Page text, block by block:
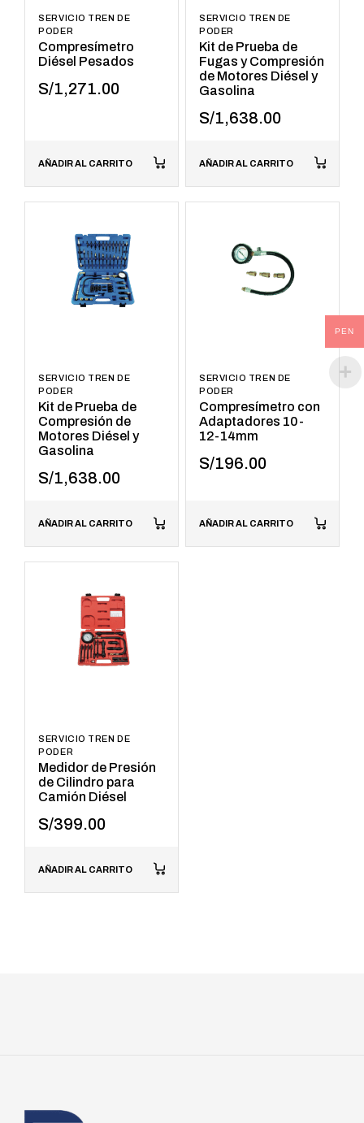
SERVICIO TREN DE
PODER
Compresímetro
Diésel Pesados
S/1,271.00
AÑADIR AL CARRITO
SERVICIO TREN DE
PODER
Kit de Prueba de
Fugas y Compresión
de Motores Diésel y
Gasolina
S/1,638.00
AÑADIR AL CARRITO
SERVICIO TREN DE
PODER
Kit de Prueba de
Compresión de
Motores Diésel y
Gasolina
S/1,638.00
AÑADIR AL CARRITO
SERVICIO TREN DE
PODER
Compresímetro con
Adaptadores 10-
12-14mm
S/196.00
AÑADIR AL CARRITO
SERVICIO TREN DE
PODER
Medidor de Presión
de Cilindro para
Camión Diésel
S/399.00
AÑADIR AL CARRITO
PEN